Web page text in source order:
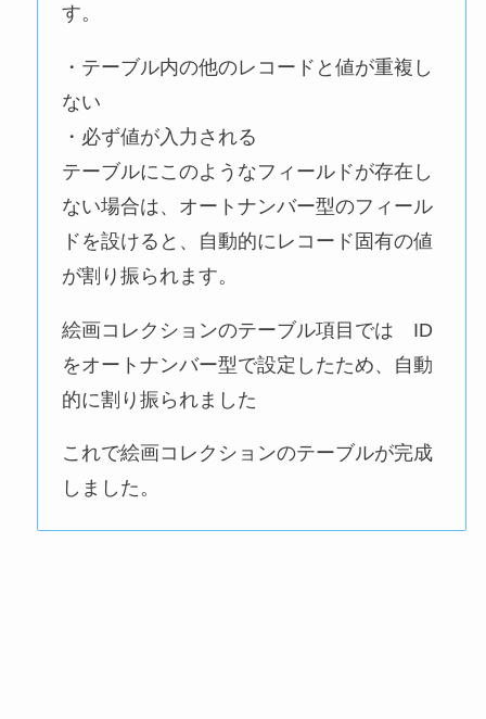
す。
・テーブル内の他のレコードと値が重複し
ない
・必ず値が入力される
テーブルにこのようなフィールドが存在し
ない場合は、オートナンバー型のフィール
ドを設けると、自動的にレコード固有の値
が割り振られます。
絵画コレクションのテーブル項目では ID
をオートナンバー型で設定したため、自動
的に割り振られました
これで絵画コレクションのテーブルが完成
しました。